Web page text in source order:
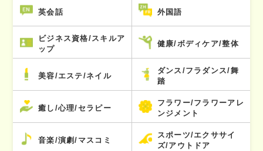
英会話 外国語
ビジネス資格/スキルア
ップ
健康/ボディケア/整体
美容/エステ/ネイル
ダンス/フラダンス/舞
踏
癒し/心理/セラピー
フラワー/フラワーアレ
ンジメント
音楽/演劇/マスコミ
スポーツ/エクササイ
ズ/アウトドア